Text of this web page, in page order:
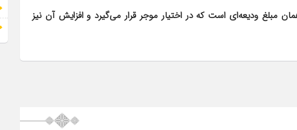
مبلغ ودیعه‌ای است که در اختیار موجر قرار می‌گیرد و افزایش آن نیز